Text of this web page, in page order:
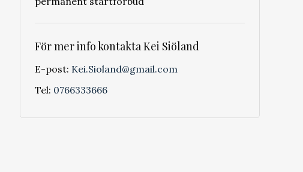
För mer info kontakta Kei Siöland
E-post: Kei.Sioland@gmail.com
Tel: 0766333666